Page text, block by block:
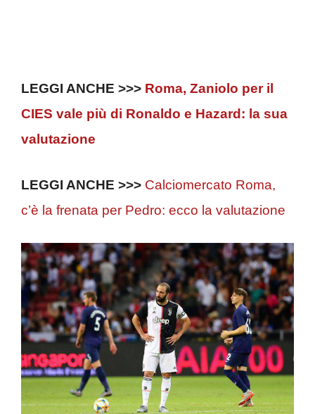
LEGGI ANCHE >>> Roma, Zaniolo per il
CIES vale più di Ronaldo e Hazard: la sua
valutazione
LEGGI ANCHE >>> Calciomercato Roma,
c’è la frenata per Pedro: ecco la valutazione